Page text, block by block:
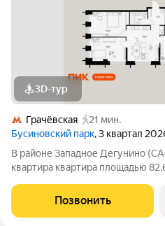
3D-тур
Грачёвская
21 мин.
Бусиновский парк, 3 квартал
В районе Западное Дегунино
квартира квартира площадью
Удобное расположение: 20
«Ховрино» и 15 минут от МЦД
Позвонить